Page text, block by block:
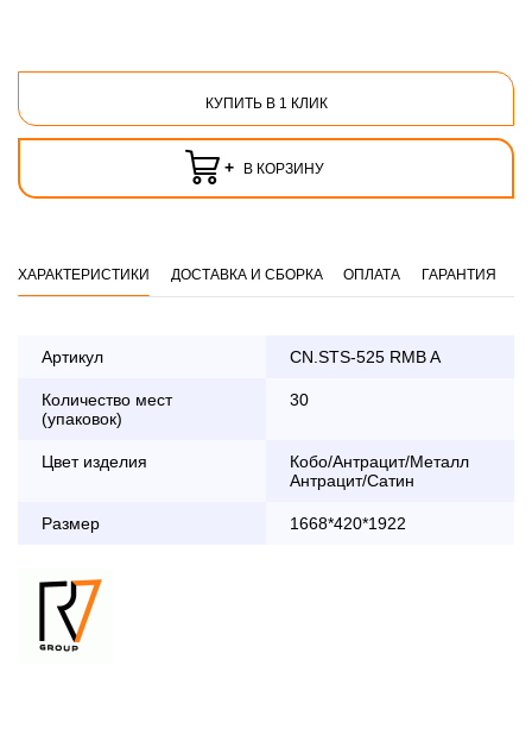
КУПИТЬ В 1 КЛИК
+ В КОРЗИНУ
ХАРАКТЕРИСТИКИ ДОСТАВКА И СБОРКА ОПЛАТА ГАРАНТИЯ
Артикул CN.STS-525 RMB A
Количество мест
(упаковок)
30
Цвет изделия
Кобо/Антрацит/Металл
Антрацит/Сатин
Размер 1668*420*1922
По Москве в пределах МКАД осуществляется в будние
заказа банковской картой